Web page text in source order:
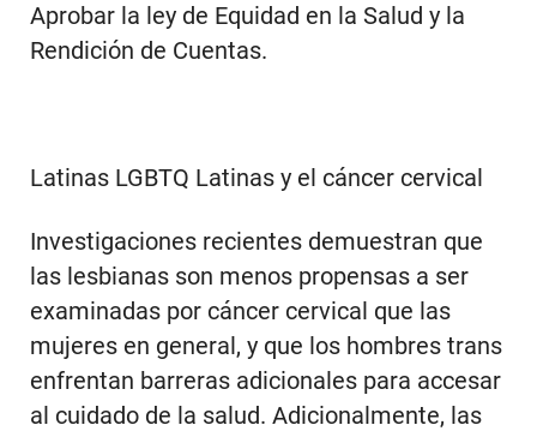
Aprobar la ley de Equidad en la Salud y la
Rendición de Cuentas.
Latinas LGBTQ Latinas y el cáncer cervical
Investigaciones recientes demuestran que
las lesbianas son menos propensas a ser
examinadas por cáncer cervical que las
mujeres en general, y que los hombres trans
enfrentan barreras adicionales para accesar
al cuidado de la salud. Adicionalmente, las